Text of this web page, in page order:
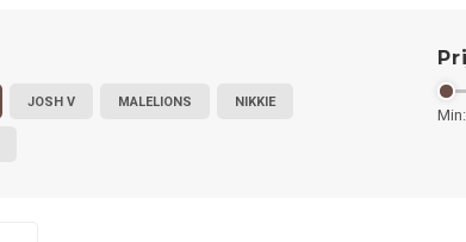
JOSH V MALELIONS NIKKIE